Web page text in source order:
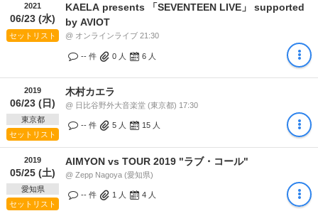
2021
06/23 (水)
セットリスト
KAELA presents 「SEVENTEEN LIVE」 supported
by AVIOT
@ オンラインライブ 21:30
-- 件 0 人 6 人
2019
06/23 (日)
東京都
セットリスト
木村カエラ
@ 日比谷野外大音楽堂 (東京都) 17:30
-- 件 5 人 15 人
2019
05/25 (土)
愛知県
セットリスト
AIMYON vs TOUR 2019 "ラブ・コール"
@ Zepp Nagoya (愛知県)
-- 件 1 人 4 人